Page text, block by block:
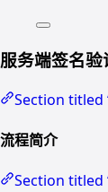
服务端签名验
Section titled
流程简介
Section titled